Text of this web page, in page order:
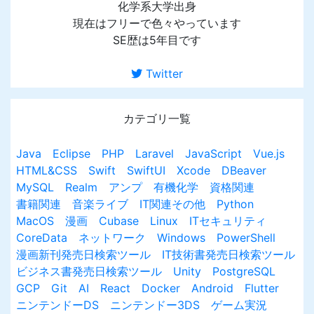
化学系大学出身
現在はフリーで色々やっています
SE歴は5年目です
Twitter
カテゴリ一覧
Java Eclipse PHP Laravel JavaScript
Vue.js
HTML&CSS
Swift SwiftUI Xcode
DBeaver
MySQL
Realm アンプ 有機化学
資格関連
書籍関連
音楽ライブ IT関連その他
Python
MacOS
漫画 Cubase Linux
ITセキュリティ
CoreData
ネットワーク Windows
PowerShell
漫画新刊発売日検索ツール
IT技術書発売日検索ツール
ビジネス書発売日検索ツール
Unity
PostgreSQL
GCP
Git AI React Docker Android
Flutter
ニンテンドーDS
ニンテンドー3DS
ゲーム実況